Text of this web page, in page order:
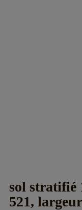
sol stratifié
521,